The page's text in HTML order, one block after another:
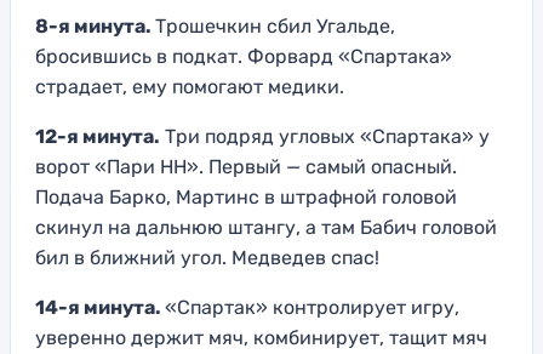
8-я минута. Трошечкин сбил Угальде,
бросившись в подкат. Форвард «Спартака»
страдает, ему помогают медики.
12-я минута. Три подряд угловых «Спартака» у
ворот «Пари НН». Первый — самый опасный.
Подача Барко, Мартинс в штрафной головой
скинул на дальнюю штангу, а там Бабич головой
бил в ближний угол. Медведев спас!
14-я минута. «Спартак» контролирует игру,
уверенно держит мяч, комбинирует, тащит мяч